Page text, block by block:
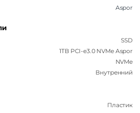
Aspor
SSD
1TB PCI-e3.0 NVMe Aspor
NVMe
Внутренний
Пластик